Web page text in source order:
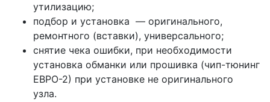
утилизацию;
подбор и установка — оригинального,
ремонтного (вставки), универсального;
снятие чека ошибки, при необходимости
установка обманки или прошивка (чип-тюнинг
ЕВРО-2) при установке не оригинального
узла.